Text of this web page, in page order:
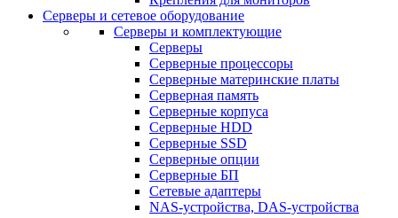
Серверы и сетевое оборудование
Серверы и комплектующие
Серверы
Серверные процессоры
Серверные материнские платы
Серверная память
Серверные корпуса
Серверные HDD
Серверные SSD
Серверные опции
Серверные БП
Сетевые адаптеры
NAS-устройства, DAS-устройства